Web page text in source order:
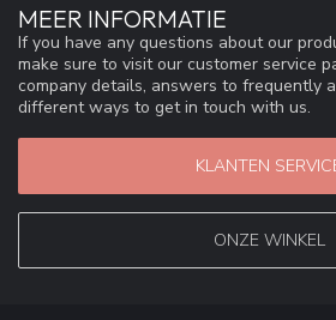
MEER INFORMATIE
If you have any questions about our
make sure to visit our customer service
company details, answers to frequently
different ways to get in touch with us.
KLANTEN
ONZE WINKEL